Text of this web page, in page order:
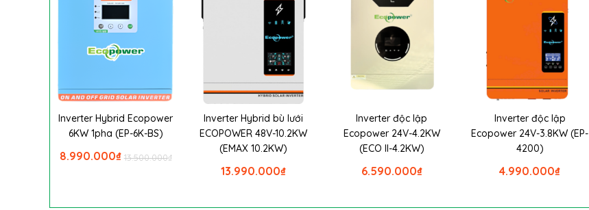
Inverter Hybrid Ecopower
6KW 1pha (EP-6K-BS)
₫
13.500.000
₫
8.990.000
Inverter Hybrid bù lưới
ECOPOWER 48V-10.2KW
(EMAX 10.2KW)
₫
13.990.000
Inverter độc lập
Ecopower 24V-4.2KW
(ECO II-4.2KW)
₫
6.590.000
Inverter độc lập
Ecopower 24V-3.8KW (EP-
4200)
₫
4.990.000